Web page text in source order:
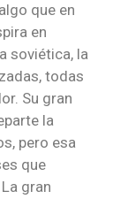
que en
en
soviética, la
todas
Su gran
la
pero esa
que
gran